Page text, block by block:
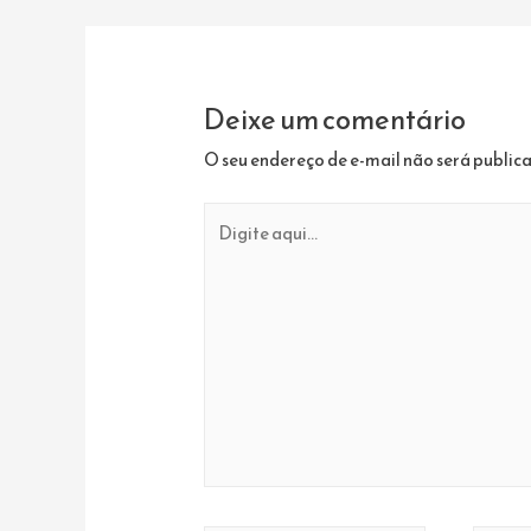
Deixe um comentário
O seu endereço de e-mail não será
aqui...